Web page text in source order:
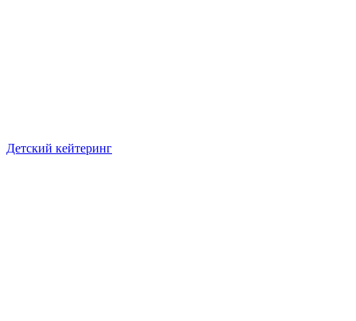
Детский кейтеринг